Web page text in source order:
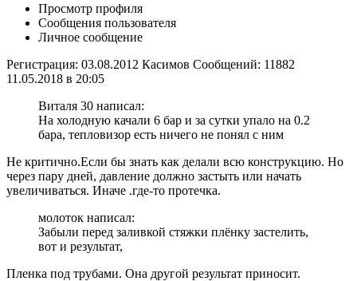
Просмотр профиля
Сообщения пользователя
Личное сообщение
Регистрация: 03.08.2012 Касимов Сообщений: 11882
11.05.2018 в 20:05
Виталя 30 написал:
На холодную качали 6 бар и за сутки упало на 0.2
бара, тепловизор есть ничего не понял с ним
Не критично.Если бы знать как делали всю конструкцию. Но
через пару дней, давление должно застыть или начать
увеличиваться. Иначе .где-то протечка.
молоток написал:
Забыли перед заливкой стяжки плёнку застелить,
вот и результат,
Пленка под трубами. Она другой результат приносит.